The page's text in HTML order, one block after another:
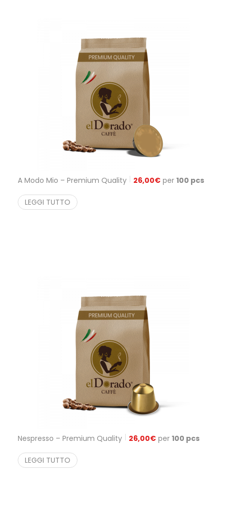
A Modo Mio – Premium Quality 26,00€ per 100 pcs
LEGGI TUTTO
Nespresso – Premium Quality 26,00€ per 100 pcs
LEGGI TUTTO